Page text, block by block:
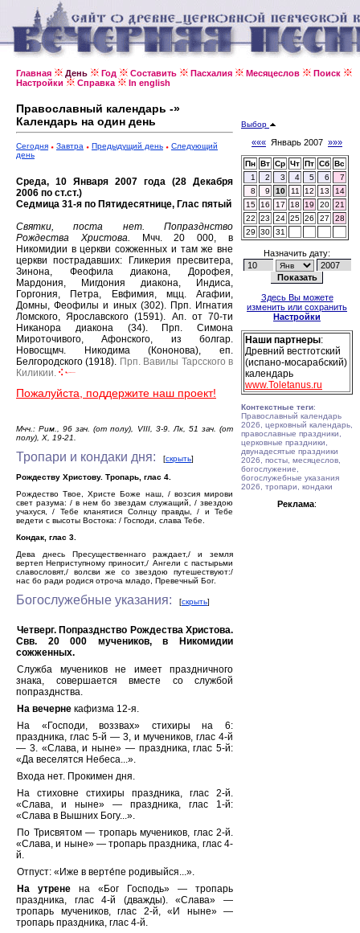
Главная День Год Составить Пасхалия Месяцеслов
Поиск
Настройки
Справка In english
Православный календарь -»
Календарь на один день
Сегодня Завтра Предыдущий день
Следующий
день
Среда, 10 Января 2007 года (28 Декабря
2006 по ст.ст.)
Седмица 31-я по Пятидесятнице, Глас пятый
Святки, поста нет.
Попразднство
Рождества Христова.
Мчч. 20 000, в
Никомидии в церкви сожженных и там же вне
церкви пострадавших: Гликерия пресвитера,
Зинона, Феофила диакона, Дорофея,
Мардония, Мигдония диакона, Индиса,
Горгония, Петра, Евфимия, мцц. Агафии,
Домны, Феофилы и иных (302). Прп. Игнатия
Ломского, Ярославского (1591). Ап. от 70-ти
Никанора диакона (34).
Прп. Симона
Мироточивого, Афонского, из болгар.
Новосщмч. Никодима (Кононова), еп.
Белгородского (1918). Прп. Вавилы Тарсского в
Киликии.
Пожалуйста, поддержите наш проект!
Мчч.: Рим., 96 зач. (от полу), VIII, 3-9. Лк, 51 зач. (от
полу), X, 19-21.
Тропари и кондаки дня: [скрыть]
Рождеству Христову. Тропарь, глас 4.
Рождество Твое, Христе Боже наш, / возсия мирови
свет разума: / в нем бо звездам служащий, / звездою
учахуся, / Тебе кланятися Солнцу правды, / и Тебе
ведети с высоты Востока: / Господи, слава Тебе.
Кондак, глас 3.
Дева днесь Пресущественнаго раждает,/ и земля
вертеп Неприступному приносит,/ Ангели с пастырьми
славословят,/ волсви же со звездою путешествуют:/
нас бо ради родися отроча младо, Превечный Бог.
Богослужебные указания: [скрыть]
Четверг. Попразднство Рождества Христова.
Свв. 20 000 мучеников, в Никомидии
сожженных.
Служба мучеников не имеет праздничного
знака, совершается вместе со службой
попразднства.
На вечерне кафизма 12-я.
На «Господи, воззвах» стихиры на 6:
праздника, глас 5-й — 3, и мучеников, глас 4-й
— 3. «Слава, и ныне» — праздника, глас 5-й:
«Да веселятся Небеса...».
Входа нет. Прокимен дня.
На стиховне стихиры праздника, глас 2-й.
«Слава, и ныне» — праздника, глас 1-й:
«Слава в Вышних Богу...».
По Трисвятом — тропарь мучеников, глас 2-й.
«Слава, и ныне» — тропарь праздника, глас 4-
й.
Отпуст: «Иже в верте́пе родивыйся...».
На утрене на «Бог Господь» — тропарь
праздника, глас 4-й (дважды). «Слава» —
тропарь мучеников, глас 2-й, «И ныне» —
тропарь праздника, глас 4-й.
Выбор
««« Январь 2007 »»»
Пн Вт Ср Чт Пт Сб Вс
1
2 3 4 5 6
7
8
9 10 11 12 13
14
15
16 17 18 19 20
21
22
23 24 25 26 27
28
29
30 31
Назначить дату:
Здесь Вы можете
изменить или сохранить
Настройки
Наши партнеры:
Древний вестготский
(испано-мосарабский)
календарь
www.Toletanus.ru
Контекстные теги:
Православный календарь
2026, церковный календарь,
православные праздники,
церковные праздники,
двунадесятые праздники
2026, посты, месяцеслов,
богослужение,
богослужебные указания
2026, тропари, кондаки
Реклама: